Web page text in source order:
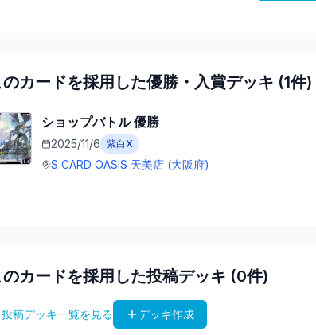
カードを採用した優勝・入賞デッキ (1件)
ショップバトル 優勝
2025/11/6 紫白X
S CARD OASIS 天美店 (大阪府)
カードを採用した投稿デッキ (0件)
稿デッキ一覧を見る デッキ作成